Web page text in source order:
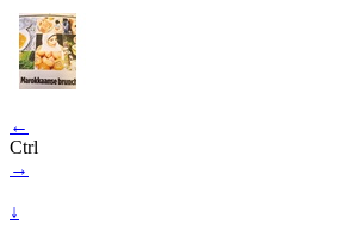
←
Ctrl
→
↓